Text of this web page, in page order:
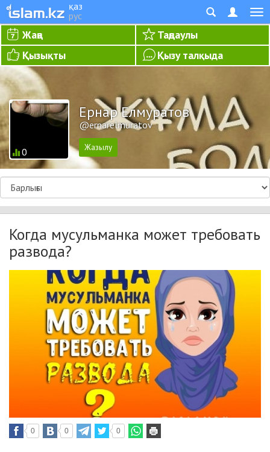
қаз
рус
Жаңа
Таңдаулы
Қызықты
Қызу талқыда
0
Ернар Елмуратов
@ernarelmuratov
Когда мусульманка может требовать
развода?
0 0 0